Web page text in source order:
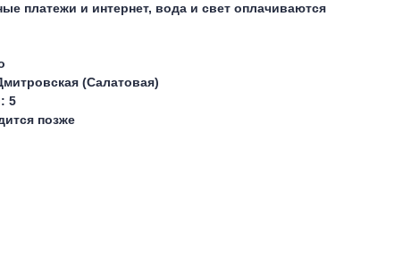
платежи и интернет, вода и свет оплачиваются
(Салатовая)
5
позже